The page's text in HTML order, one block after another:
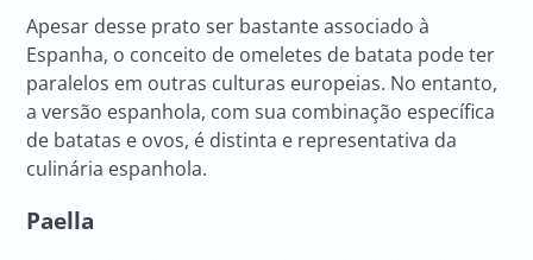
Apesar desse prato ser bastante associado à
Espanha, o conceito de omeletes de batata pode ter
paralelos em outras culturas europeias. No entanto,
a versão espanhola, com sua combinação específica
de batatas e ovos, é distinta e representativa da
culinária espanhola.
Paella